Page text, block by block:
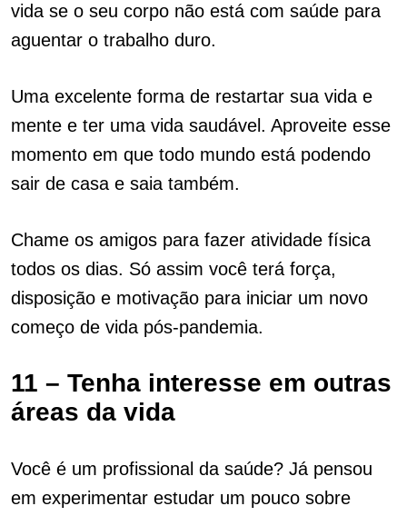
vida se o seu corpo não está com saúde para
aguentar o trabalho duro.
Uma excelente forma de restartar sua vida e
mente e ter uma vida saudável. Aproveite esse
momento em que todo mundo está podendo
sair de casa e saia também.
Chame os amigos para fazer atividade física
todos os dias. Só assim você terá força,
disposição e motivação para iniciar um novo
começo de vida pós-pandemia.
11 – Tenha interesse em outras
áreas da vida
Você é um profissional da saúde? Já pensou
em experimentar estudar um pouco sobre